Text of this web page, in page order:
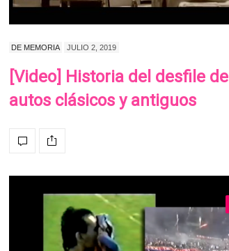
DE MEMORIA JULIO 2, 2019
[Video] Historia del desfile de
autos clásicos y antiguos